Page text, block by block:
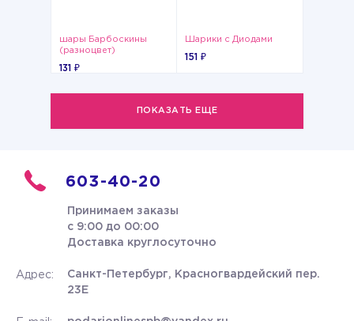
шары Барбоскины
(разноцвет)
131 ₽
Шарики с Диодами
151 ₽
ПОКАЗАТЬ ЕЩЕ
603-40-20
Принимаем заказы
с 9:00 до 00:00
Доставка круглосуточно
Адрес:
Санкт-Петербург, Красногвардейский пер.
23Е